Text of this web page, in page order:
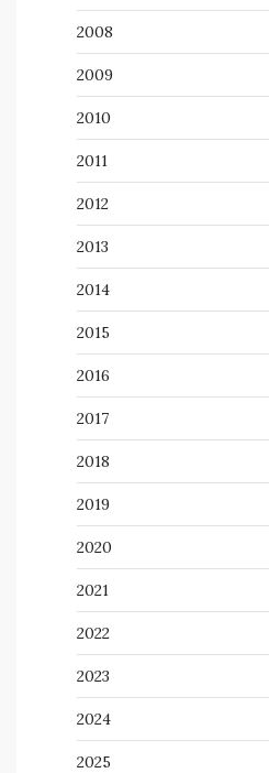
2008
2009
2010
2011
2012
2013
2014
2015
2016
2017
2018
2019
2020
2021
2022
2023
2024
2025